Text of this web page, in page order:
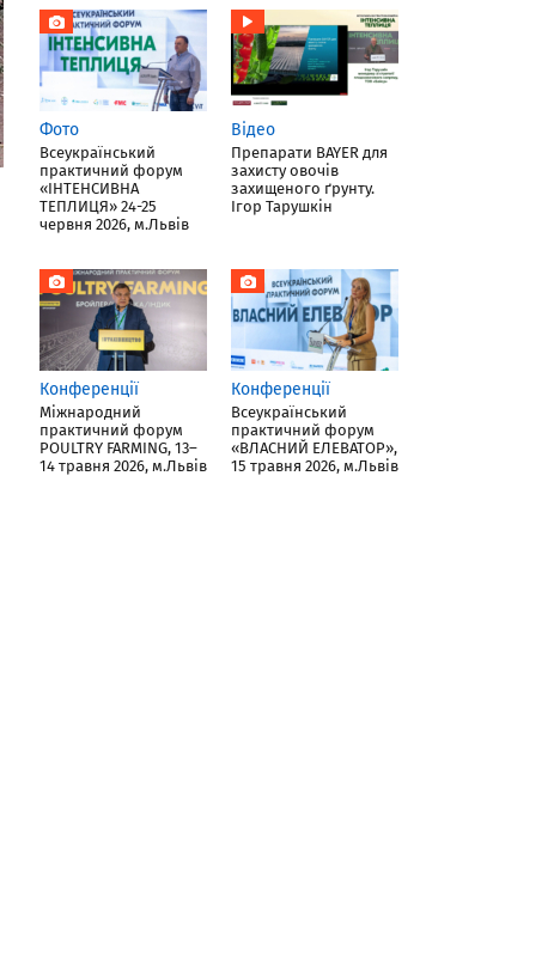
Фото
Всеукраїнський
практичний форум
«ІНТЕНСИВНА
ТЕПЛИЦЯ» 24-25
червня 2026, м.Львів
Відео
Препарати BAYER для
захисту овочів
захищеного ґрунту.
Ігор Тарушкін
Конференції
Міжнародний
практичний форум
POULTRY FARMING, 13–
14 травня 2026, м.Львів
Конференції
Всеукраїнський
практичний форум
«ВЛАСНИЙ ЕЛЕВАТОР»,
15 травня 2026, м.Львів